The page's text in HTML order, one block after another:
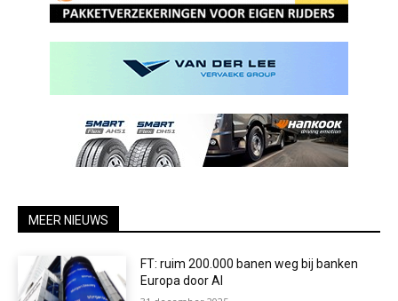
MEER NIEUWS
FT: ruim 200.000 banen weg bij banken
Europa door AI